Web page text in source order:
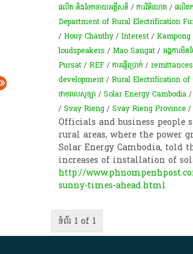
ផលិត និងចែកចាយអគ្គីសនី /ការវិនិយោគ/ផលិត
Department of Rural Electrification
/Houy Chanthy/Interest/Kampong
loudspeakers /Mao Sangat/អង្គការមិន
Pursat/REF/ការផ្ញើរប្រាក់/remittances
development/Rural Electrification of
ថាមពលសូឡា /Solar Energy Cambodia/
/Svay Rieng/Svay Rieng Province/
Officials and business
rural areas, where the power
Solar Energy Cambodia, told
increases of installation of
http://
sunny-times-ahead.html
ទំព័រ 1 of 1